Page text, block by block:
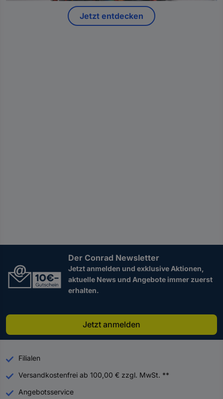
Jetzt entdecken
Der Conrad Newsletter
Jetzt anmelden und exklusive Aktionen,
aktuelle News und Angebote immer zuerst
erhalten.
Jetzt anmelden
Filialen
Versandkostenfrei ab 100,00 € zzgl. MwSt. **
Angebotsservice